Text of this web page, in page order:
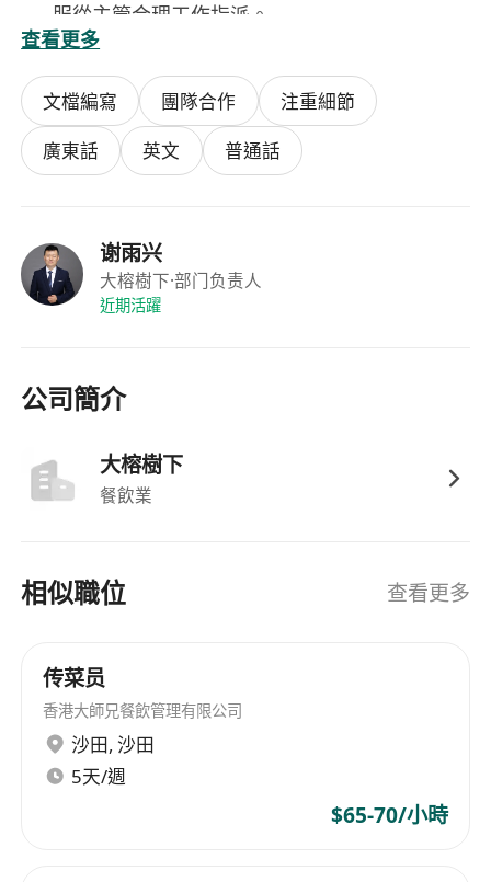
服從主管合理工作指派。
性格開朗、反應靈敏，能在快節奏服務環境中保
持穩定情緒與服務熱忱。
無需相關經驗，但願意學習基本服務知識、菜單
內容與餐廳營運常識。
儀容整潔、守時負責，具基本衛生觀念與服務禮
查看更多
文檔編寫 團隊合作
注重細節
廣東話
英文 普通話
谢雨兴
大榕樹下·部门负责人
近期活躍
公司簡介
大榕樹下
餐飲業
相似職位 查看更多
传菜员
香港大師兄餐飲管理有限公司
沙田, 沙田
5天/週
$65-70/小時